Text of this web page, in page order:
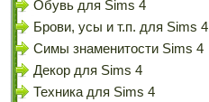
Обувь для Sims 4
Брови, усы и т.п. для Sims 4
Симы знаменитости Sims 4
Декор для Sims 4
Техника для Sims 4